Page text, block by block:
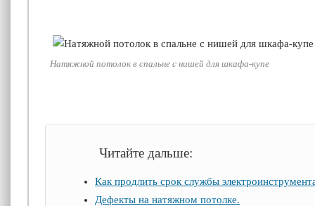
Натяжной потолок в спальне с нишей для шкафа-купе
Читайте дальше:
Как продлить срок службы
Дефекты на натяжном потолке.